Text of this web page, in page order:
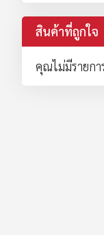
สินค้าที่ถูกใจ
คุณไม่มีรายกา